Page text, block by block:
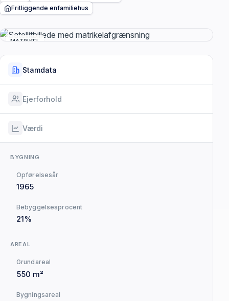
Fritliggende enfamiliehus
MATRIKEL
Stamdata
Ejerforhold
Værdi
BYGNING
Opførelsesår
1965
Bebyggelsesprocent
21%
AREAL
Grundareal
550 m²
Bygningsareal